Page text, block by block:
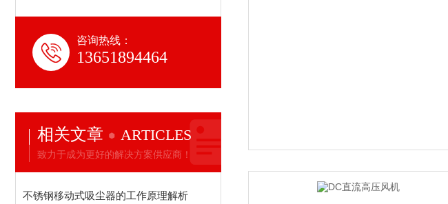
咨询热线：
13651894464
相关文章 ARTICLES
致力于成为更好的解决方案供应商！
不锈钢移动式吸尘器的工作原理解析